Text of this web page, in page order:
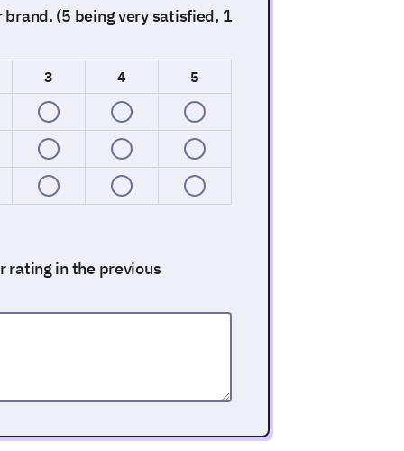
(5 being very satisfied, 1
3 4
5
rating in the previous